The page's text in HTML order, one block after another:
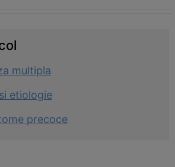
multipla
etiologie
precoce